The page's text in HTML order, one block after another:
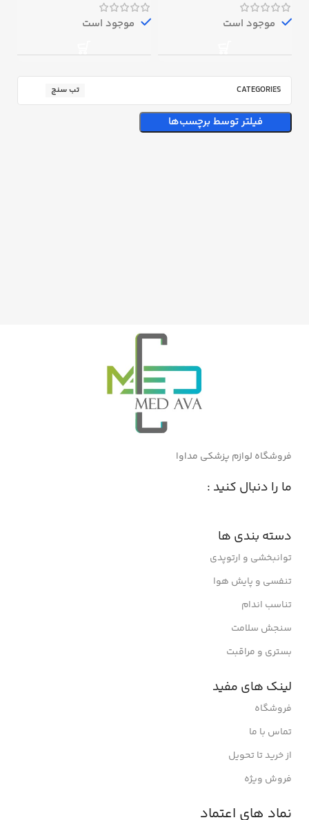
موجود است موجود است
CATEGORIES تب سنج
فیلتر توسط برچسب‌ها
فروشگاه لوازم پزشکی مداوا
ما را دنبال کنید :
دسته بندی ها
توانبخشی و ارتوپدی
تنفسی و پایش هوا
تناسب اندام
سنجش سلامت
بستری و مراقبت
لینک های مفید
فروشگاه
تماس با ما
از خرید تا تحویل
فروش ویژه
نماد های اعتماد